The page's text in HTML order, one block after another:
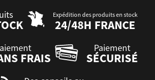
Expédition des produits en stock
24/48H FRANCE
FRAIS
Paiement
SÉCURISÉ